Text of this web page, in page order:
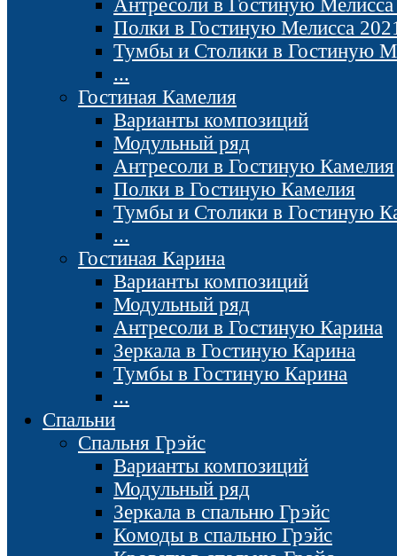
Антресоли в Гостиную
Полки в Гостиную Мелисса
Тумбы и Столики в Гостиную
...
Гостиная Камелия
Варианты композиций
Модульный ряд
Антресоли в Гостиную Камелия
Полки в Гостиную Камелия
Тумбы и Столики в Гостиную
...
Гостиная Карина
Варианты композиций
Модульный ряд
Антресоли в Гостиную Карина
Зеркала в Гостиную Карина
Тумбы в Гостиную Карина
...
Спальни
Спальня Грэйс
Варианты композиций
Модульный ряд
Зеркала в спальню Грэйс
Комоды в спальню Грэйс